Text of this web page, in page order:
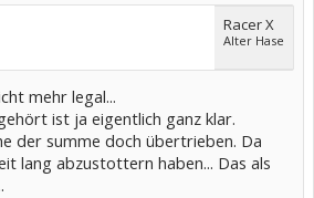
Racer X
Alter Hase
mehr legal...
ist ja eigentlich ganz klar.
der summe doch übertrieben. Da
lang abzustottern haben... Das als